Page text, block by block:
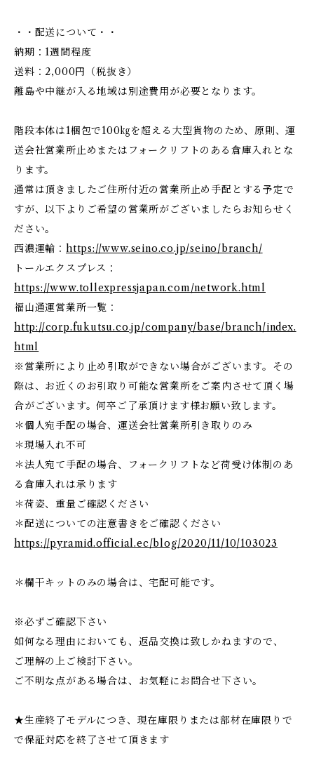
・・配送について・・
納期：1週間程度
送料：2,000円（税抜き）
離島や中継が入る地域は別途費用が必要となります。
階段本体は1梱包で100㎏を超える大型貨物のため、原則、運
送会社営業所止めまたはフォークリフトのある倉庫入れとな
ります。
通常は頂きましたご住所付近の営業所止め手配とする予定で
すが、以下よりご希望の営業所がございましたらお知らせく
ださい。
西濃運輸： https://www.seino.co.jp/seino/branch/
トールエクスプレス：
https://www.tollexpressjapan.com/network.html
福山通運営業所一覧：
http://corp.fukutsu.co.jp/company/base/branch/index.
html
※営業所により止め引取ができない場合がございます。その
際は、お近くのお引取り可能な営業所をご案内させて頂く場
合がございます。何卒ご了承頂けます様お願い致します。
＊個人宛手配の場合、運送会社営業所引き取りのみ
＊現場入れ不可
＊法人宛て手配の場合、フォークリフトなど荷受け体制のあ
る倉庫入れは承ります
＊荷姿、重量ご確認ください
＊配送についての注意書きをご確認ください
https://pyramid.official.ec/blog/2020/11/10/103023
＊欄干キットのみの場合は、宅配可能です。
※必ずご確認下さい
如何なる理由においても、返品交換は致しかねますので、
ご理解の上ご検討下さい。
ご不明な点がある場合は、お気軽にお問合せ下さい。
★生産終了モデルにつき、現在庫限りまたは部材在庫限りで
で保証対応を終了させて頂きます